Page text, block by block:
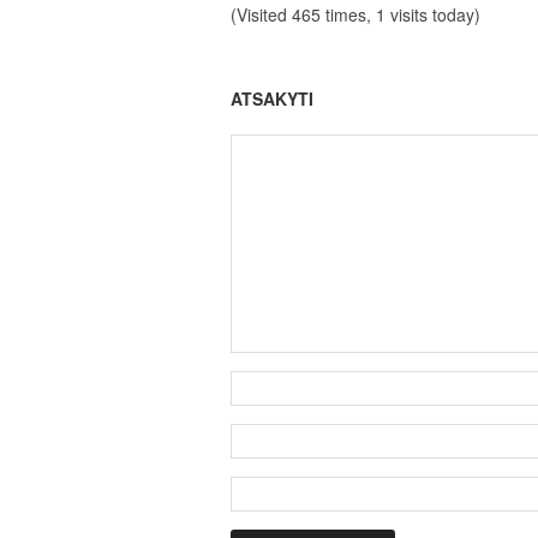
(Visited 465 times, 1 visits today)
ATSAKYTI